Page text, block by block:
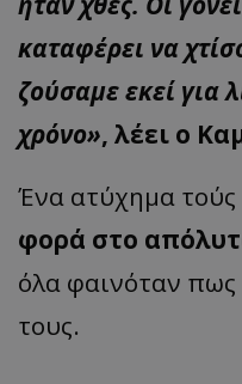
καταφέρει να
ζούσαμε εκεί για
χρόνο», λέει ο
Ένα ατύχημα
φορά στο
όλα φαινόταν
τους.